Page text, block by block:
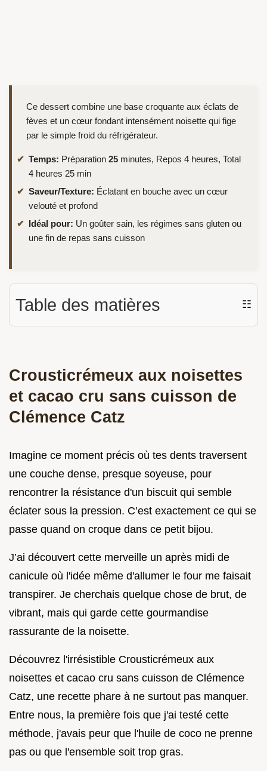
Ce dessert combine une base croquante aux éclats de
fèves et un cœur fondant intensément noisette qui fige
par le simple froid du réfrigérateur.
Temps: Préparation 25 minutes, Repos 4 heures, Total
4 heures 25 min
Saveur/Texture: Éclatant en bouche avec un cœur
velouté et profond
Idéal pour: Un goûter sain, les régimes sans gluten ou
une fin de repas sans cuisson
Table des matières ☷
Crousticrémeux aux noisettes
et cacao cru sans cuisson de
Clémence Catz
Imagine ce moment précis où tes dents traversent
une couche dense, presque soyeuse, pour
rencontrer la résistance d'un biscuit qui semble
éclater sous la pression. C’est exactement ce qui se
passe quand on croque dans ce petit bijou.
J’ai découvert cette merveille un après midi de
canicule où l'idée même d'allumer le four me faisait
transpirer. Je cherchais quelque chose de brut, de
vibrant, mais qui garde cette gourmandise
rassurante de la noisette.
Découvrez l'irrésistible Crousticrémeux aux
noisettes et cacao cru sans cuisson de Clémence
Catz, une recette phare à ne surtout pas manquer.
Entre nous, la première fois que j'ai testé cette
méthode, j'avais peur que l'huile de coco ne prenne
pas ou que l'ensemble soit trop gras.